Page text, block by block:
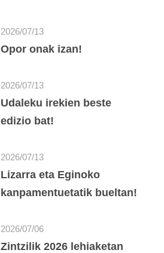
2026/07/13
Opor onak izan!
2026/07/13
Udaleku irekien beste
edizio bat!
2026/07/13
Lizarra eta Eginoko
kanpamentuetatik bueltan!
2026/07/06
Zintzilik 2026 lehiaketan